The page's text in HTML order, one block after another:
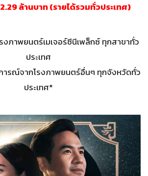
ล้านบาท (รายได้รวมทั่วประเทศ)
งภาพยนตร์เมเจอร์ซีนีเพล็กซ์ ทุกสาขาทั่ว
ประเทศ
ารณ์จากโรงภาพยนตร์อื่นๆ ทุกจังหวัดทั่ว
ประเทศ*